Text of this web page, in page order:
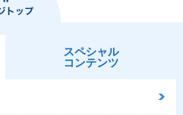
スペシャル
コンテンツ